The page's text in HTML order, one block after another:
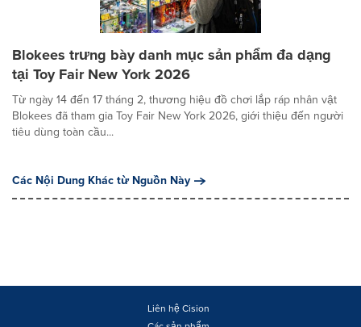
Blokees trưng bày danh mục sản phẩm đa dạng
tại Toy Fair New York 2026
Từ ngày 14 đến 17 tháng 2, thương hiệu đồ chơi lắp ráp nhân vật
Blokees đã tham gia Toy Fair New York 2026, giới thiệu đến người
tiêu dùng toàn cầu...
Các Nội Dung Khác từ Nguồn Này
Liên hệ Cision